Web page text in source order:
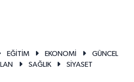
EĞİTİM EKONOMİ
GÜNCEL
SAĞLIK
SİYASET